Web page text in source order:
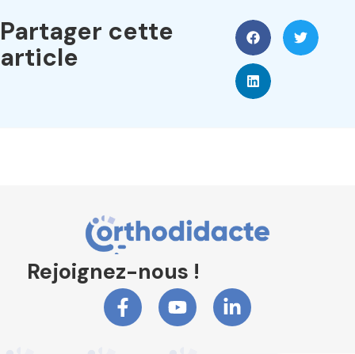
Partager cette
article
Rejoignez-nous !